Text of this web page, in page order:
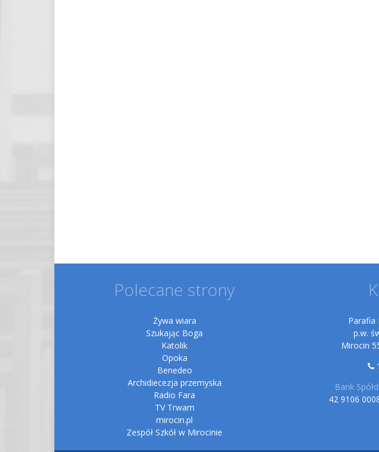
Polecane strony
Żywa wiara
Szukając Boga
Katolik
Opoka
Benedeo
Archidiecezja przemyska
Radio Fara
TV Trwam
mirocin.pl
Zespół Szkół w Mirocinie
Parafia
p.w.
Mirocin
Bank
42 9106